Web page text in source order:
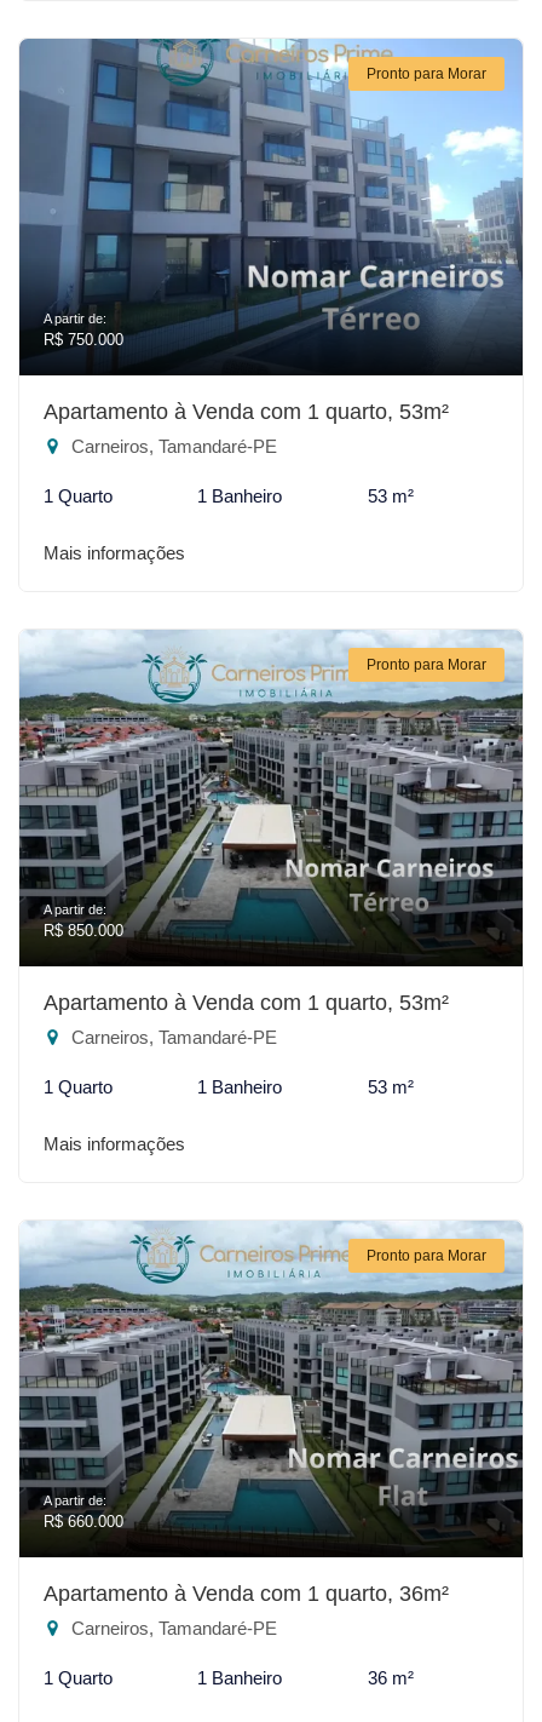
Pronto para Morar
A partir de:
R$ 750.000
Apartamento à Venda com 1 quarto, 53m²
Carneiros, Tamandaré-PE
1 Quarto 1 Banheiro 53 m²
Mais informações
Pronto para Morar
A partir de:
R$ 850.000
Apartamento à Venda com 1 quarto, 53m²
Carneiros, Tamandaré-PE
1 Quarto 1 Banheiro 53 m²
Mais informações
Pronto para Morar
A partir de:
R$ 660.000
Apartamento à Venda com 1 quarto, 36m²
Carneiros, Tamandaré-PE
1 Quarto 1 Banheiro 36 m²